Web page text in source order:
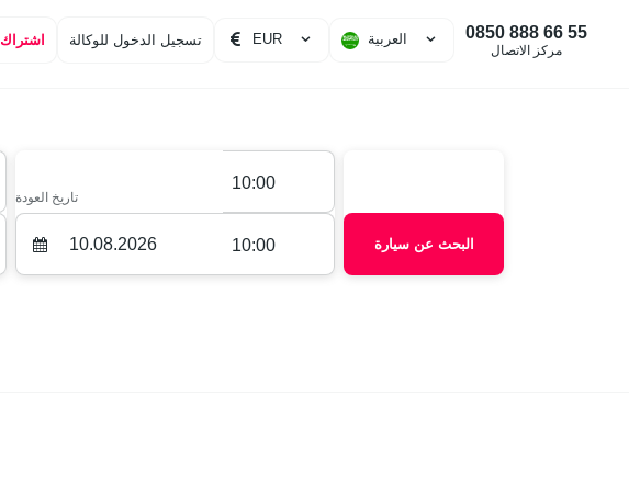
اشتراك تسجيل الدخول للوكالة العربية EUR
مركز الاتصال
0850 888 66 55
تاريخ العودة
10:00
10:00 البحث عن سيارة